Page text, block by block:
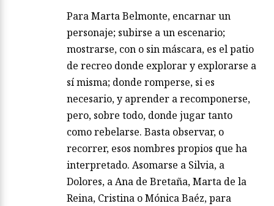
Para Marta Belmonte, encarnar un
personaje; subirse a un escenario;
mostrarse, con o sin máscara, es el patio
de recreo donde explorar y explorarse a
sí misma; donde romperse, si es
necesario, y aprender a recomponerse,
pero, sobre todo, donde jugar tanto
como rebelarse. Basta observar, o
recorrer, esos nombres propios que ha
interpretado. Asomarse a Silvia, a
Dolores, a Ana de Bretaña, Marta de la
Reina, Cristina o Mónica Baéz, para